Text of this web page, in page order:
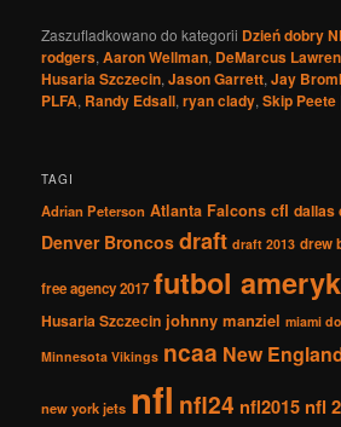
Zaszufladkowano do kategorii Dzień dobry
rodgers,Aaron Wellman, DeMarcus
Husaria Szczecin,Jason Garrett,Jay
PLFA, Randy Edsall,ryan clady,Skip Peete
TAGI
Adrian Peterson Atlanta Falcons cfl dallas
Denver Broncos draft draft 2013 drew
free agency 2017 futbol
Husaria Szczecin johnny manziel miami
Minnesota Vikings ncaa New
new york jets nfl nfl24 nfl2015 nfl